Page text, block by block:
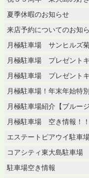
夏季休暇のお知らせ
来店予約についてのお知
月極駐車場 サンヒルズ
月極駐車場 プレゼント
月極駐車場 プレゼント
月極駐車場！年末年始特
月極駐車場紹介【ブルー
月極駐車場 空き情報！！
エステートピアウイ駐車
コアシティ東大島駐車場
駐車場空き情報